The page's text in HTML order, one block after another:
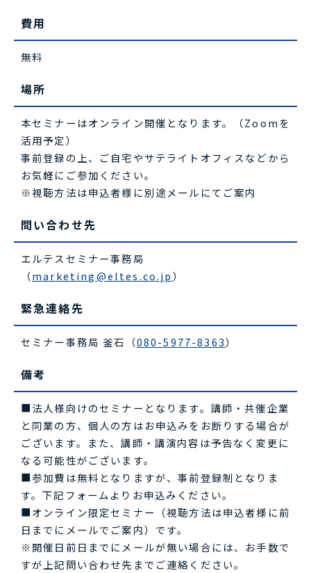
費用
無料
場所
本セミナーはオンライン開催となります。（Zoomを
活用予定）
事前登録の上、ご自宅やサテライトオフィスなどから
お気軽にご参加ください。
※視聴方法は申込者様に別途メールにてご案内
問い合わせ先
エルテスセミナー事務局
（marketing@eltes.co.jp）
緊急連絡先
セミナー事務局 釜石（080-5977-8363）
備考
■法人様向けのセミナーとなります。講師・共催企業
と同業の方、個人の方はお申込みをお断りする場合が
ございます。また、講師・講演内容は予告なく変更に
なる可能性がございます。
■参加費は無料となりますが、事前登録制となりま
す。下記フォームよりお申込みください。
■オンライン限定セミナー（視聴方法は申込者様に前
日までにメールでご案内）です。
※開催日前日までにメールが無い場合には、お手数で
すが上記問い合わせ先までご連絡ください。